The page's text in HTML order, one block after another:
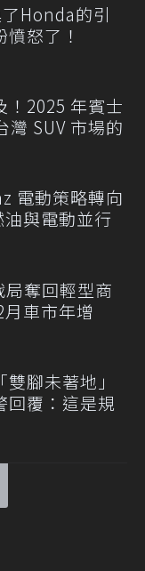
Honda的引
怒了！
！2025 年賓士
灣 SUV 市場的
電動策略轉向
與電動並行
局奪回輕型商
車市年增
腳未著地」
回覆：這是規